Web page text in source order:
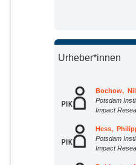
Urheber*innen
Bochow,
Potsdam
Impact
Hess,
Potsdam
Impact